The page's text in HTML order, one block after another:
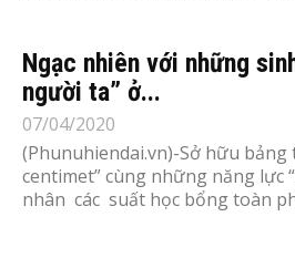
Ngạc nhiên với những
người ta” ở...
07/04/2020
(Phunuhiendai.vn)-Sở hữu
centimet” cùng những năng lực
nhân các suất học bổng toàn